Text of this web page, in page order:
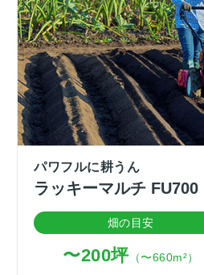
パワフルに耕うん
ラッキーマルチ FU700
畑の目安
〜200坪（〜660m²）